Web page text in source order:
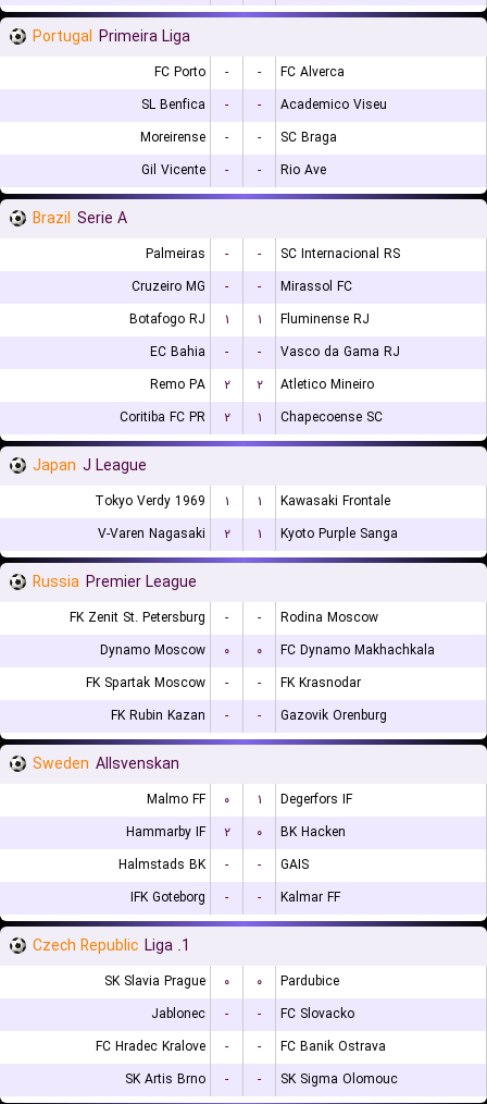
Portugal Primeira Liga
FC Porto - -
FC Alverca
SL Benfica
- -
Academico Viseu
Moreirense
- -
SC Braga
Gil Vicente
- - Rio Ave
Brazil Serie A
Palmeiras - -
SC Internacional RS
Cruzeiro MG
- -
Mirassol FC
Botafogo RJ
۱ ۱
Fluminense RJ
EC Bahia
- -
Vasco da Gama RJ
Remo PA
۲ ۲
Atletico Mineiro
Coritiba FC PR
۲ ۱ Chapecoense SC
Japan J League
Tokyo Verdy 1969 ۱ ۱
Kawasaki Frontale
V-Varen Nagasaki
۲ ۱ Kyoto Purple Sanga
Russia Premier League
FK Zenit St. Petersburg - -
Rodina Moscow
Dynamo Moscow
۰ ۰
FC Dynamo Makhachkala
FK Spartak Moscow
- -
FK Krasnodar
FK Rubin Kazan
- - Gazovik Orenburg
Sweden Allsvenskan
Malmo FF ۰ ۱
Degerfors IF
Hammarby IF
۲ ۰
BK Hacken
Halmstads BK
- -
GAIS
IFK Goteborg
- - Kalmar FF
Czech Republic 1. Liga
SK Slavia Prague ۰ ۰
Pardubice
Jablonec
- -
FC Slovacko
FC Hradec Kralove
- -
FC Banik Ostrava
SK Artis Brno
- - SK Sigma Olomouc